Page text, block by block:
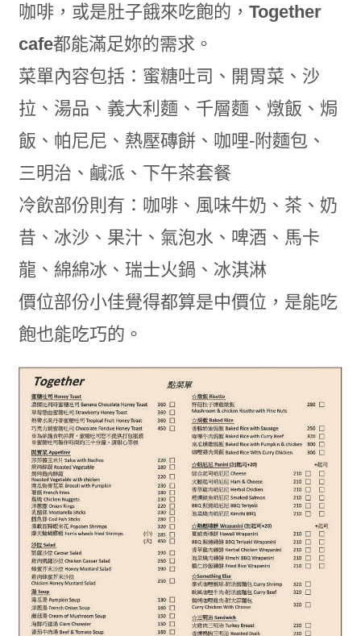
咖啡，或是肚子餓來吃飽的， Together
cafe都能滿足妳的需求。
菜單內容包括：蜜糖吐司、開胃菜、沙
拉、湯品、義大利麵、千層麵、燉飯、焗
飯、帕尼尼、熱壓磚餅、咖哩-附麵包、
三明治、鹹派、下午茶套餐
冷飲部份則有：咖啡、風味牛奶、茶、奶
昔、冰沙、果汁、氣泡水、啤酒、馬卡
龍、綿綿冰、瑞士火鍋、冰淇淋
價位部份小佳覺得都算是中價位，是能吃
飽也能吃巧的。